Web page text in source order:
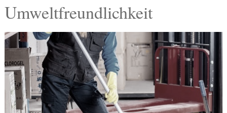
Kultur
Termine
Kostenlos
Umweltfreundlichkeit